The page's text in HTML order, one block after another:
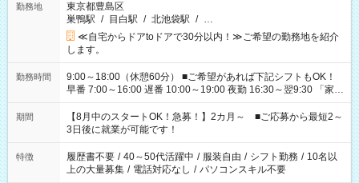
勤務地
東京都豊島区
巣鴨駅 / 目白駅 / 北池袋駅 / …
≪自宅からドアtoドアで30分以内！≫ご希望の勤務地を紹介
します。
勤務時間
9:00～18:00（休憩60分） ■ご希望があれば下記シフトもOK！
早番 7:00～16:00 遅番 10:00～19:00 夜勤 16:30～翌9:30 「家族
と休みを合わせたい」 「余裕を持って夕飯の準備がしたい」
「できれば残業はしたくない」 など、ご希望を教えてください
ね。 ※Wワーク希望の方へ 今ご覧のお仕事で希望する勤務時間
と、もう1つのお仕事の勤務時間。 合計で週40時間を超える場
合は応募できません。
期間
【8月中のスタートOK！急募！】2カ月～ ■ご応募から最短2～
3日後に就業が可能です！
特徴 履歴書不要 / 40～50代活躍中 / 服装自由 / シフト勤務 / 10名以
上の大量募集 / 電話対応なし / パソコンスキル不要